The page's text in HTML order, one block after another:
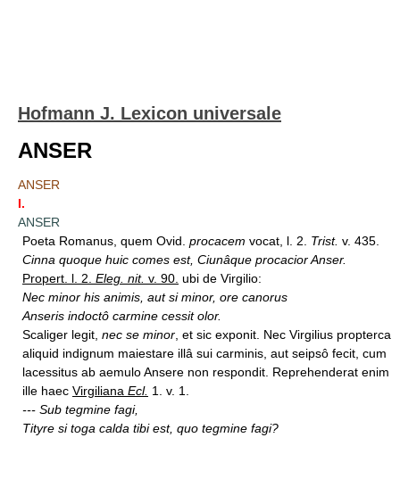
Hofmann J. Lexicon universale
ANSER
ANSER
I.
ANSER
Poeta Romanus, quem Ovid. procacem vocat, l. 2. Trist. v. 435.
Cinna quoque huic comes est, Ciunâque procacior Anser.
Propert. l. 2. Eleg. nit. v. 90. ubi de Virgilio:
Nec minor his animis, aut si minor, ore canorus
Anseris indoctô carmine cessit olor.
Scaliger legit, nec se minor , et sic exponit. Nec Virgilius propterca
aliquid indignum maiestare illâ sui carminis, aut seipsô fecit, cum
lacessitus ab aemulo Ansere non respondit. Reprehenderat enim
ille haec Virgiliana Ecl. 1. v. 1.
--- Sub tegmine fagi,
Tityre si toga calda tibi est, quo tegmine fagi?